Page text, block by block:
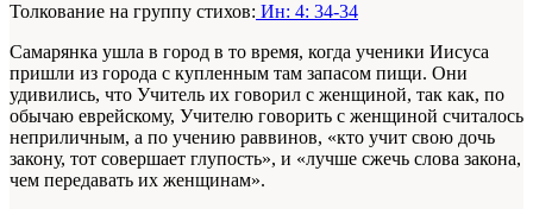
Толкование на группу стихов: Ин: 4: 34-34
Самарянка ушла в город в то время, когда ученики Иисуса
пришли из города с купленным там запасом пищи. Они
удивились, что Учитель их говорил с женщиной, так как, по
обычаю еврейскому, Учителю говорить с женщиной считалось
неприличным, а по учению раввинов, «кто учит свою дочь
закону, тот совершает глупость», и «лучше сжечь слова закона,
чем передавать их женщинам».